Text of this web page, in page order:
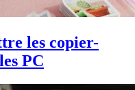
les copier-
PC